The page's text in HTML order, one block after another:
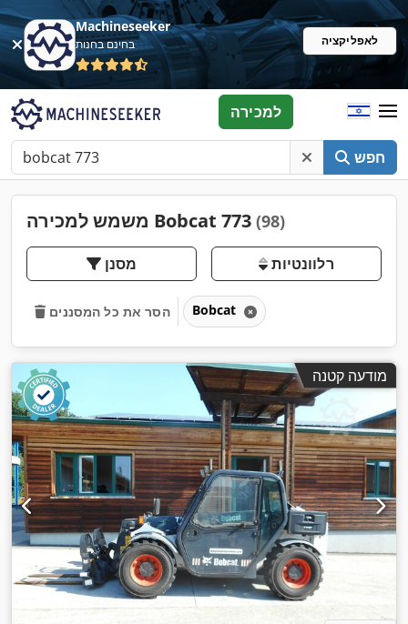
Machineseeker
בחינם בחנות לאפליקציה
חפש
למכירה
משמש למכירה Bobcat 773 (98)
מסנן רלוונטיות
הסר את כל המסננים Bobcat
מודעה קטנה